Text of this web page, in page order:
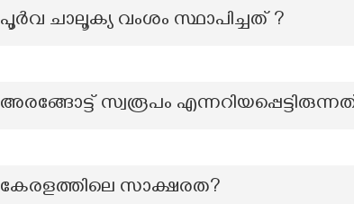
പൂർവ ചാലൂക്യ വംശം സ്ഥാപിച്ചത് ?
അരങ്ങോട്ട് സ്വരൂപം
കേരളത്തിലെ സാക്ഷരത?